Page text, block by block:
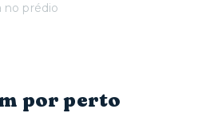
no prédio
por perto